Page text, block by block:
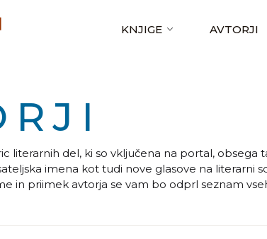
KNJIGE AVTORJI
literarnih del, ki so vključena na portal, obsega
imena kot tudi nove glasove na literarni
in priimek avtorja se vam bo odprl seznam